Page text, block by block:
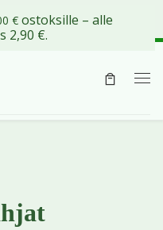
€ ostoksille – alle
2,90 €.